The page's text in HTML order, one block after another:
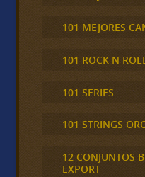
101 MEJORES
101 ROCK N
101 SERIES
101 STRINGS
12 CONJUNTOS
EXPORT